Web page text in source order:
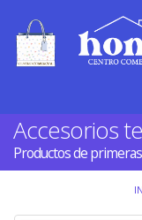
Accesorios
Productos de